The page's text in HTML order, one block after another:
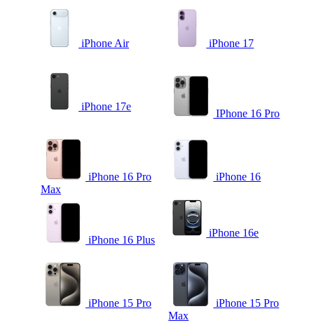
iPhone Air iPhone 17
iPhone 17e
IPhone 16 Pro
iPhone 16 Pro
Max
iPhone 16
iPhone 16 Plus
iPhone 16e
iPhone 15 Pro
iPhone 15 Pro
Max